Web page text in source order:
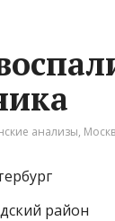
анализы,
район